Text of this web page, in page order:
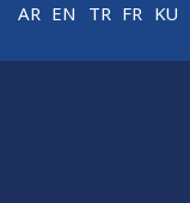
AR EN TR FR KU